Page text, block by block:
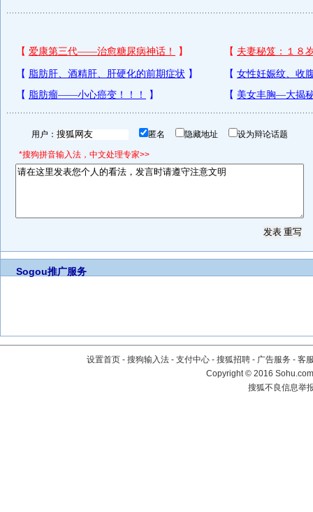
用户： 匿名 隐藏地址 设为辩论话题
*搜狗拼音输入法，中文处理专家>>
Sogou推广服务
设置首页 - 搜狗输入法 - 支付中心 - 搜狐招聘 - 广告服务 - 客
Copyright©2016
搜狐不良信息举